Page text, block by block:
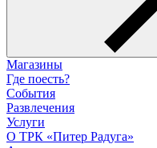
Магазины
Где поесть?
События
Развлечения
Услуги
О ТРК «Питер Радуга»